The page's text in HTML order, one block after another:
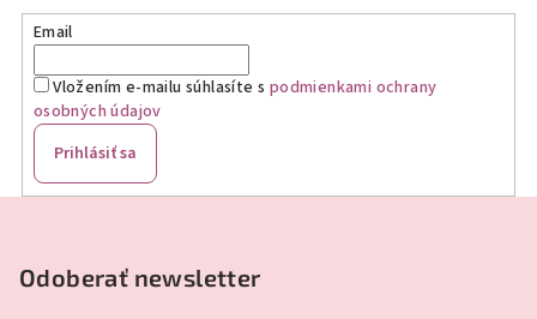
Email
Vložením e-mailu súhlasíte s podmienkami ochrany
osobných údajov
Prihlásiť sa
Odoberať newsletter